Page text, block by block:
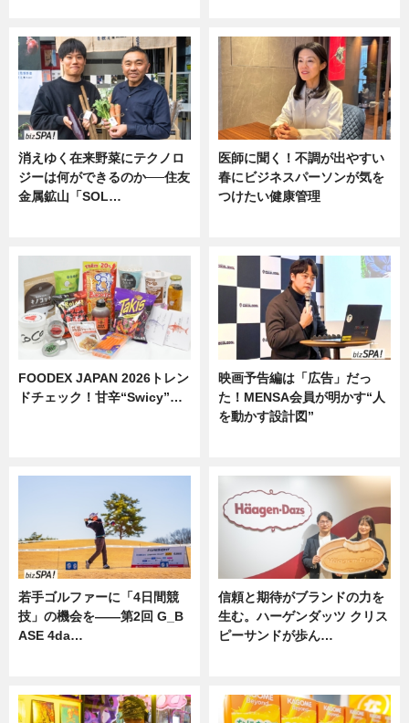
消えゆく在来野菜にテクノロ
ジーは何ができるのか──住友
金属鉱山「SOL…
医師に聞く！不調が出やすい
春にビジネスパーソンが気を
つけたい健康管理
FOODEX JAPAN 2026トレン
ドチェック！甘辛“Swicy”…
映画予告編は「広告」だっ
た！MENSA会員が明かす“人
を動かす設計図”
若手ゴルファーに「4日間競
技」の機会を——第2回 G_B
ASE 4da…
信頼と期待がブランドの力を
生む。ハーゲンダッツ クリス
ピーサンドが歩ん…